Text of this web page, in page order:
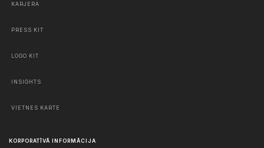
KARJERA
PRESS KIT
LOGO KIT
INSIGHTS
VIETNES KARTE
KORPORATĪVĀ INFORMĀCIJA